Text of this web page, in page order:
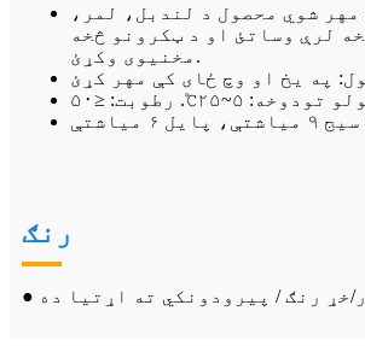
مهر شوي محصول د لندبل، لمر،
لرې وساتئ او د ټکرونو څخه
مخنیوی وکړئ.
رنګ
خړ رنګ / پیرودونکي ته اړتیا ده